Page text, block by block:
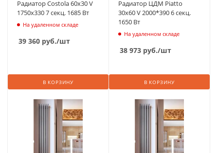
Радиатор Costola 60х30 V
1750х330 7 секц. 1685 Вт
На удаленном складе
39 360 руб./шт
В КОРЗИНУ
Радиатор ЦДМ Piatto
30х60 V 2000*390 6 секц.
1650 Вт
На удаленном складе
38 973 руб./шт
В КОРЗИНУ